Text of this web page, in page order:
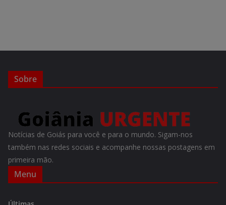
Sobre
Notícias de Goiás para você e para o mundo. Sigam-nos
também nas redes sociais e acompanhe nossas postagens em
primeira mão.
Menu